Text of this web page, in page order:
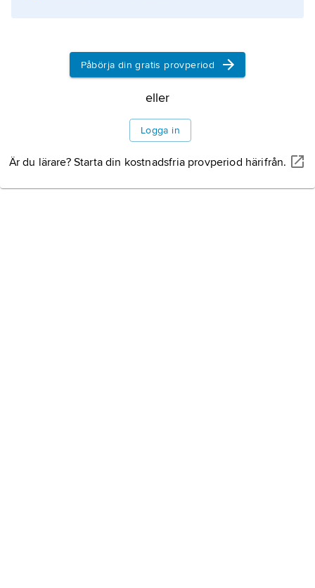
Information om artikeln
Påbörja din gratis provperiod
eller
Logga in
Är du lärare? Starta din kostnadsfria provperiod härifrån.